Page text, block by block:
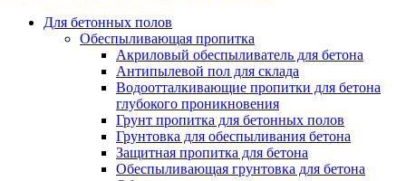
Для бетонных полов
Обеспыливающая пропитка
Акриловый обеспыливатель для бетона
Антипылевой пол для склада
Водоотталкивающие пропитки для бетона
глубокого проникновения
Грунт пропитка для бетонных полов
Грунтовка для обеспыливания бетона
Защитная пропитка для бетона
Обеспыливающая грунтовка для бетона